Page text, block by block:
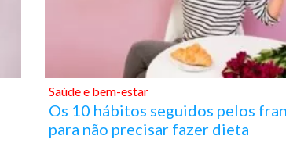
Saúde e bem-estar
Os 10 hábitos seguidos pelos
para não precisar fazer dieta